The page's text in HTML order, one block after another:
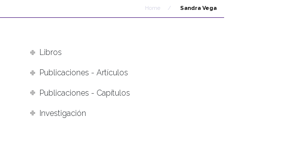
Home / Sandra Vega
Libros
Publicaciones - Artículos
Publicaciones - Capítulos
Investigación